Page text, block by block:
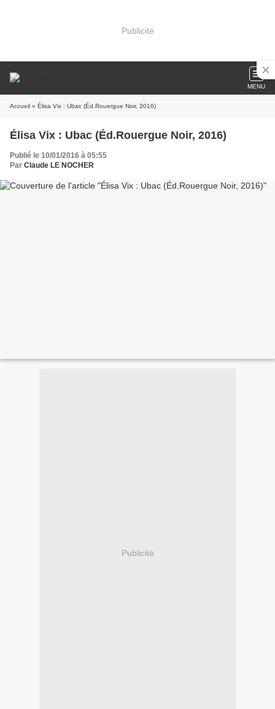
Publicité
MENU
Accueil » Élisa Vix : Ubac (Éd.Rouergue Noir, 2016)
Élisa Vix : Ubac (Éd.Rouergue Noir, 2016)
Publié le 10/01/2016 à 05:55
Par Claude LE NOCHER
Publicité